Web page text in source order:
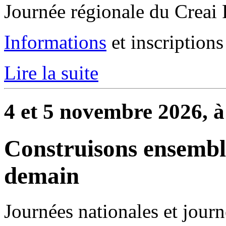
Journée régionale du Creai
Informations et
Lire la suite
4 et 5 novembre 2026,
Construisons
demain
Journées nationales et